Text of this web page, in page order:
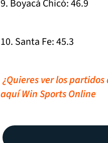
9. Boyacá Chicó: 46.9
10. Santa Fe: 45.3
¿Quieres ver los
aquí Win Sports Online